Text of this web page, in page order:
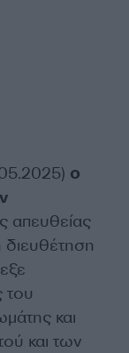
ο
απευθείας
διευθέτηση
του
και
και των